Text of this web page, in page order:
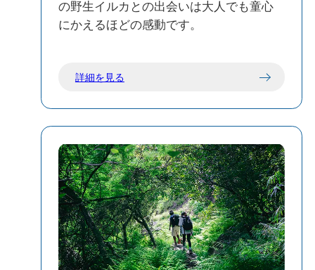
の野生イルカとの出会いは大人でも童心
にかえるほどの感動です。
詳細を見る